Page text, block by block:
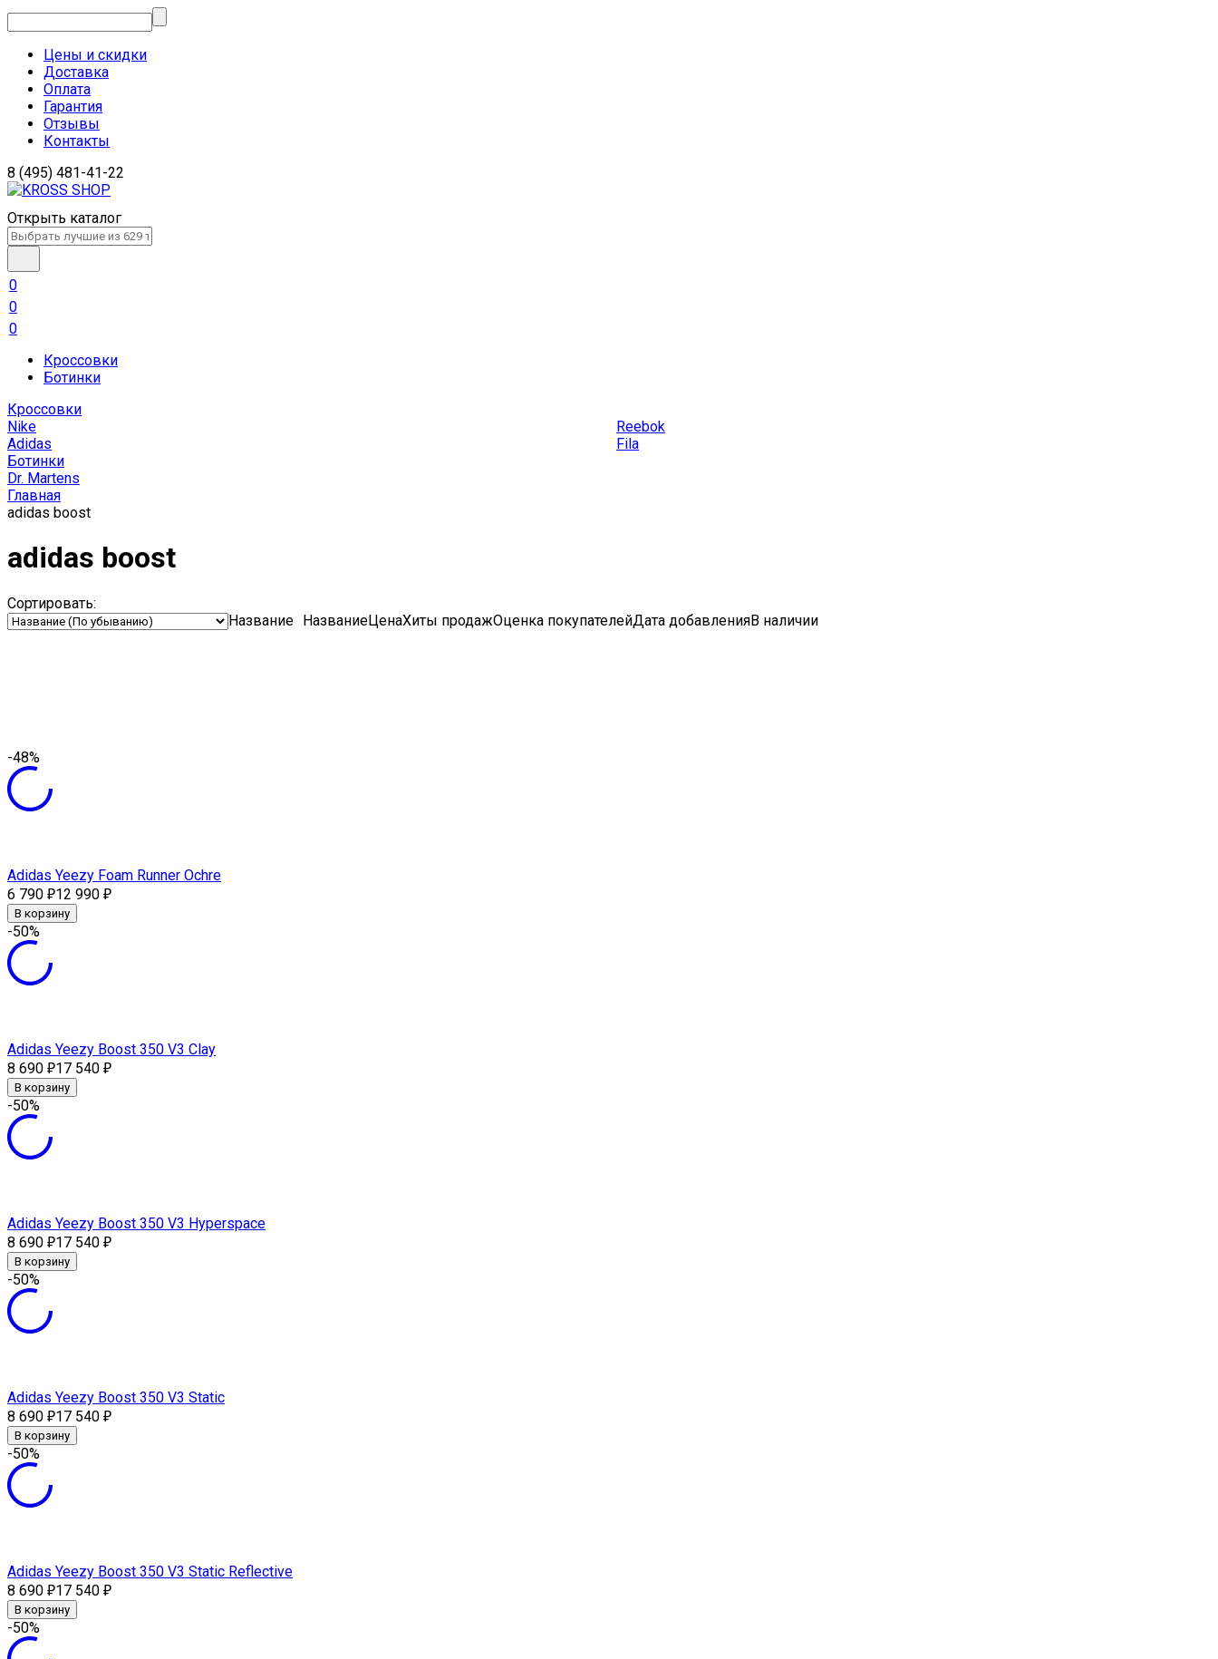
Цены и скидки
Доставка
Оплата
Гарантия
Отзывы
Контакты
8 (495) 481-41-22
Открыть каталог
0
0
0
Кроссовки
Ботинки
Кроссовки
Nike
Adidas
Reebok
Fila
Ботинки
Dr. Martens
Главная
adidas boost
adidas boost
Сортировать:
Название НазваниеЦенаХиты продажОценка покупателейДата добавленияВ наличии
-48%
Adidas Yeezy Foam Runner Ochre
6 790 ₽12 990 ₽
В корзину
-50%
Adidas Yeezy Boost 350 V3 Clay
8 690 ₽17 540 ₽
В корзину
-50%
Adidas Yeezy Boost 350 V3 Hyperspace
8 690 ₽17 540 ₽
В корзину
-50%
Adidas Yeezy Boost 350 V3 Static
8 690 ₽17 540 ₽
В корзину
-50%
Adidas Yeezy Boost 350 V3 Static Reflective
8 690 ₽17 540 ₽
В корзину
-50%